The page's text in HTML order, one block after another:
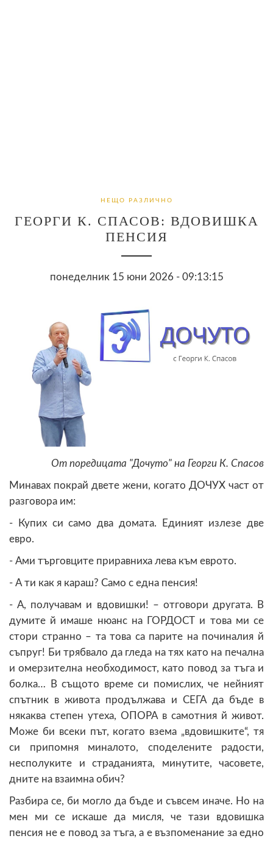
НЕЩО РАЗЛИЧНО
ГЕОРГИ К. СПАСОВ: ВДОВИШКА
ПЕНСИЯ
понеделник 15 юни 2026 - 09:13:15
От поредицата "Дочуто" на Георги К. Спасов
Минавах покрай двете жени, когато ДОЧУХ част от
разговора им:
- Купих си само два домата. Единият излезе две
евро.
- Ами търговците приравниха лева към еврото.
- А ти как я караш? Само с една пенсия!
- А, получавам и вдовишки! – отговори другата. В
думите й имаше нюанс на ГОРДОСТ и това ми се
стори странно – та това са парите на починалия й
съпруг! Би трябвало да гледа на тях като на печална
и омерзителна необходимост, като повод за тъга и
болка… В същото време си помислих, че нейният
спътник в живота продължава и СЕГА да бъде в
някаква степен утеха, ОПОРА в самотния й живот.
Може би всеки път, когато взема „вдовишките“, тя
си припомня миналото, споделените радости,
несполуките и страданията, минутите, часовете,
дните на взаимна обич?
Разбира се, би могло да бъде и съвсем иначе. Но на
мен ми се искаше да мисля, че тази вдовишка
пенсия не е повод за тъга, а e възпоменание за едно